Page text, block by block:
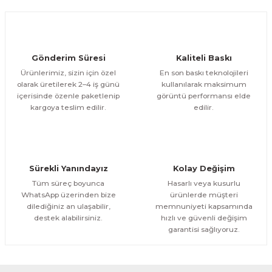
Göl Kenarında Ev Tek Parça Kanvas - Canvas Tablo
1.200,00 TL
1.000,00 TL
ÜRÜNÜ İNCELE
1.000,00 TL %11
Evinemoda
Gold Vazoda Çiçekler Tek Parça Kanvas - Canvas Tablo
Gönderim Süresi
Ürünlerimiz, sizin için özel
olarak üretilerek 2–4 iş günü
içerisinde özenle paketlenip
kargoya teslim edilir.
Kaliteli Baskı
En son baskı teknolojileri
kullanılarak maksimum
görüntü performansı elde
edilir.
Sürekli Yanındayız
Tüm süreç boyunca
WhatsApp üzerinden bize
dilediğiniz an ulaşabilir,
destek alabilirsiniz.
Kolay Değişim
Hasarlı veya kusurlu
ürünlerde müşteri
memnuniyeti kapsamında
hızlı ve güvenli değişim
garantisi sağlıyoruz.